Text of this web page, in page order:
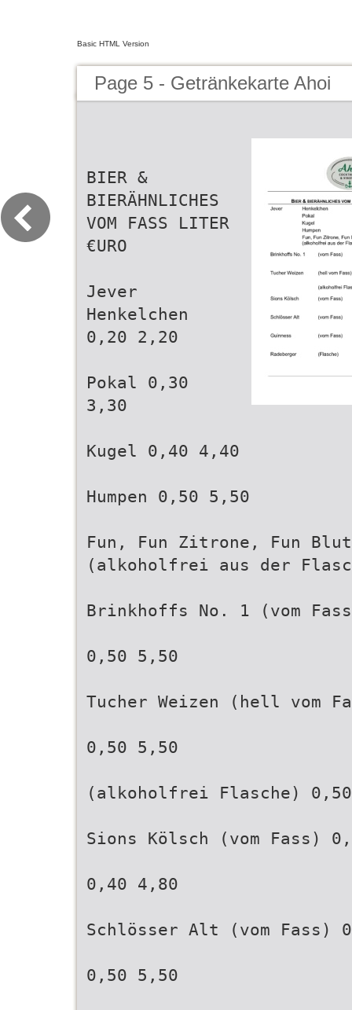
Basic HTML Version
Page 5 - Getränkekarte Ahoi
BIER &
BIERÄHNLICHES
VOM FASS LITER
€URO
Jever
Henkelchen
0,20 2,20
Pokal 0,30
3,30
Kugel 0,40 4,40
Humpen 0,50 5,50
Fun, Fun Zitrone, Fun
(alkoholfrei aus der
Brinkhoffs No. 1 (vom
0,50 5,50
Tucher Weizen (hell vom
0,50 5,50
(alkoholfrei Flasche)
Sions Kölsch (vom Fass)
0,40 4,80
Schlösser Alt (vom Fass)
0,50 5,50